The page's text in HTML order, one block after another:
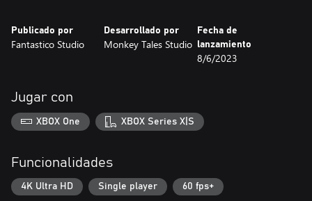
Publicado por
Fantastico Studio
Desarrollado por
Monkey Tales Studio
Fecha de
lanzamiento
8/6/2023
Jugar con
XBOX One XBOX Series X|S
Funcionalidades
4K Ultra HD Single player 60 fps+